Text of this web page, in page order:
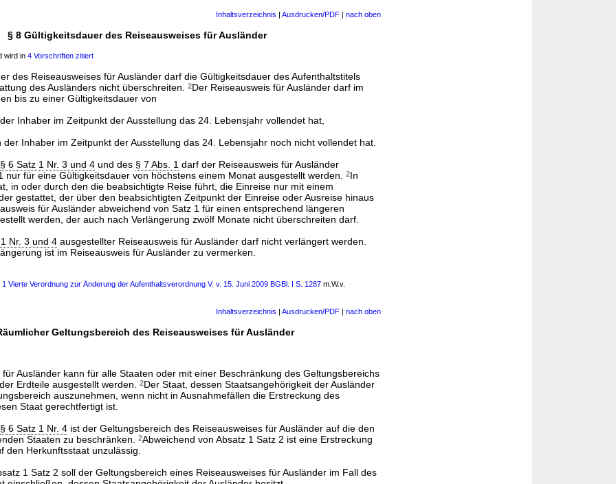
Inhaltsverzeichnis | Ausdrucken/PDF | nach oben
§ 8 Gültigkeitsdauer des Reiseausweises für Ausländer
wird in 4 Vorschriften zitiert
des Reiseausweises für Ausländer darf die Gültigkeitsdauer des Aufenthaltstitels
des Ausländers nicht überschreiten.
2Der Reiseausweis für Ausländer darf im
bis zu einer Gültigkeitsdauer von
Inhaber im Zeitpunkt der Ausstellung das 24. Lebensjahr vollendet hat,
Inhaber im Zeitpunkt der Ausstellung das 24. Lebensjahr noch nicht vollendet hat.
§ 6 Satz 1 Nr. 3 und 4 und des § 7 Abs. 1 darf der Reiseausweis für Ausländer
nur für eine Gültigkeitsdauer von höchstens einem Monat ausgestellt werden.
2In
in oder durch den die beabsichtigte Reise führt, die Einreise nur mit einem
gestattet, der über den beabsichtigten Zeitpunkt der Einreise oder Ausreise hinaus
für Ausländer abweichend von Satz 1 für einen entsprechend längeren
werden, der auch nach Verlängerung zwölf Monate nicht überschreiten darf.
Nr. 3 und 4 ausgestellter Reiseausweis für Ausländer darf nicht verlängert werden.
ist im Reiseausweis für Ausländer zu vermerken.
1 Vierte Verordnung zur Änderung der Aufenthaltsverordnung V. v. 15. Juni 2009 BGBl. I S. 1287 m.W.v.
Inhaltsverzeichnis | Ausdrucken/PDF | nach oben
Geltungsbereich des Reiseausweises für Ausländer
Ausländer kann für alle Staaten oder mit einer Beschränkung des Geltungsbereichs
Erdteile ausgestellt werden.
2Der Staat, dessen Staatsangehörigkeit der Ausländer
auszunehmen, wenn nicht in Ausnahmefällen die Erstreckung des
Staat gerechtfertigt ist.
§ 6 Satz 1 Nr. 4 ist der Geltungsbereich des Reiseausweises für Ausländer auf die den
Staaten zu beschränken.
2Abweichend von Absatz 1 Satz 2 ist eine Erstreckung
den Herkunftsstaat unzulässig.
1 Satz 2 soll der Geltungsbereich eines Reiseausweises für Ausländer im Fall des